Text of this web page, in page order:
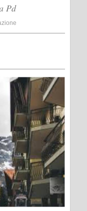
Pd